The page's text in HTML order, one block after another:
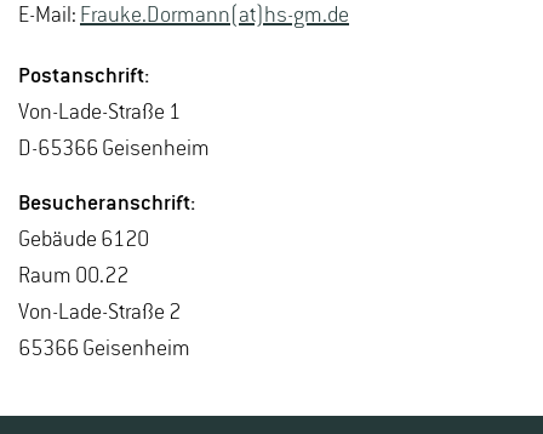
E-Mail: Frau­ke.Dor­mann(at)hs-​gm.​de
Post­an­schrift:
Von-La­de-Stra­ße 1
D-65366 Gei­sen­heim
Be­su­cher­an­schrift:
Ge­bäu­de 6120
Raum 00.22
Von-La­de-Stra­ße 2
65366 Gei­sen­heim